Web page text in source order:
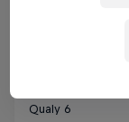
Qualy 6